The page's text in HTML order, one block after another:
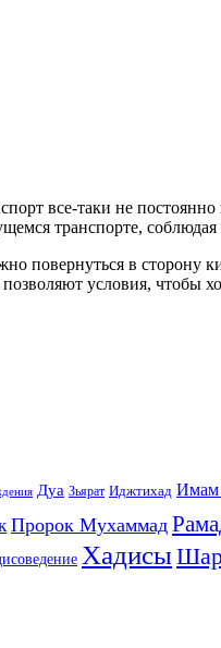
все-таки не
транспорте, соблюдая
повернуться в
условия, чтобы
Дуа Зьярат Иджтихад
Пророк Мухаммад
Хадисы